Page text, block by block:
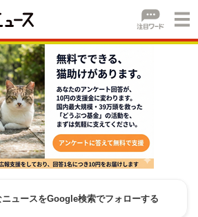
ニュースをGoogle検索でフォローする